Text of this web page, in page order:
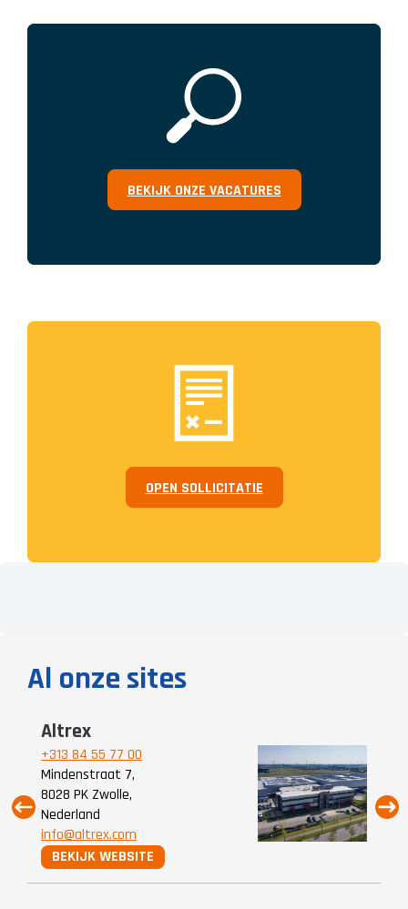
BEKIJK ONZE VACATURES
OPEN SOLLICITATIE
Al onze sites
Altrex
+313 84 55 77 00
Mindenstraat 7,
8028 PK Zwolle,
Nederland
info@altrex.com
BEKIJK WEBSITE